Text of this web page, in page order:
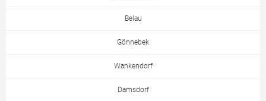
Belau
Gönnebek
Wankendorf
Damsdorf